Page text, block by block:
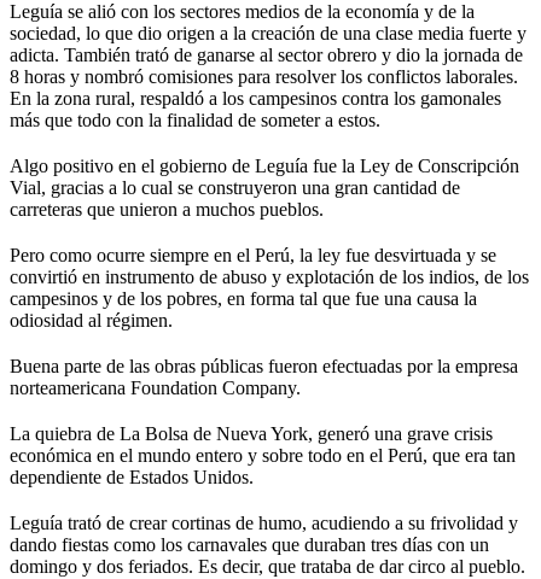
Leguía se alió con los sectores medios de la economía y de la
sociedad, lo que dio origen a la creación de una clase media fuerte y
adicta. También trató de ganarse al sector obrero y dio la jornada de
8 horas y nombró comisiones para resolver los conflictos laborales.
En la zona rural, respaldó a los campesinos contra los gamonales
más que todo con la finalidad de someter a estos.
Algo positivo en el gobierno de Leguía fue la Ley de Conscripción
Vial, gracias a lo cual se construyeron una gran cantidad de
carreteras que unieron a muchos pueblos.
Pero como ocurre siempre en el Perú, la ley fue desvirtuada y se
convirtió en instrumento de abuso y explotación de los indios, de los
campesinos y de los pobres, en forma tal que fue una causa la
odiosidad al régimen.
Buena parte de las obras públicas fueron efectuadas por la empresa
norteamericana Foundation Company.
La quiebra de La Bolsa de Nueva York, generó una grave crisis
económica en el mundo entero y sobre todo en el Perú, que era tan
dependiente de Estados Unidos.
Leguía trató de crear cortinas de humo, acudiendo a su frivolidad y
dando fiestas como los carnavales que duraban tres días con un
domingo y dos feriados. Es decir, que trataba de dar circo al pueblo.